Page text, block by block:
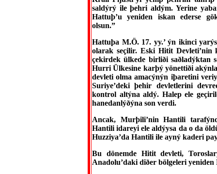
saldýrý ile þehri aldým. Yerine
Hattuþ’u yeniden iskan ederse
olsun.”
Hattuþa M.Ö. 17. yy.’ ýn ikinci
olarak seçilir. Eski Hitit
çekirdek ülkede birliði saðladýktan
Hurri Ülkesine karþý yönettiði
devleti olma amacýnýn iþaretini
Suriye’deki þehir devletlerini
kontrol altýna aldý. Halep ele
hanedanlýðýna son verdi.
Ancak, Murþili’nin Hantili
Hantili idareyi ele aldýysa da o da
Huzziya’da Hantili ile ayný kaderi
Bu dönemde Hitit devleti,
Anadolu’daki diðer bölgeleri